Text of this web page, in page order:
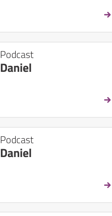
Podcast
Daniel
Podcast
Daniel